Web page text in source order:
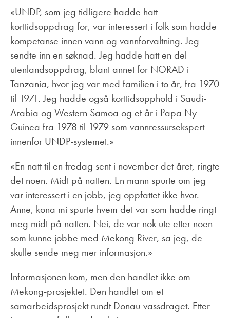
«UNDP, som jeg tidligere hadde hatt
korttidsoppdrag for, var interessert i folk som hadde
kompetanse innen vann og vannforvaltning. Jeg
sendte inn en søknad. Jeg hadde hatt en del
utenlandsoppdrag, blant annet for NORAD i
Tanzania, hvor jeg var med familien i to år, fra 1970
til 1971. Jeg hadde også korttidsopphold i Saudi-
Arabia og Western Samoa og et år i Papa Ny-
Guinea fra 1978 til 1979 som vannressursekspert
innenfor UNDP-systemet.»
«En natt til en fredag sent i november det året, ringte
det noen. Midt på natten. En mann spurte om jeg
var interessert i en jobb, jeg oppfattet ikke hvor.
Anne, kona mi spurte hvem det var som hadde ringt
meg midt på natten. Nei, de var nok ute etter noen
som kunne jobbe med Mekong River, sa jeg, de
skulle sende meg mer informasjon.»
Informasjonen kom, men den handlet ikke om
Mekong-prosjektet. Den handlet om et
samarbeidsprosjekt rundt Donau-vassdraget. Etter